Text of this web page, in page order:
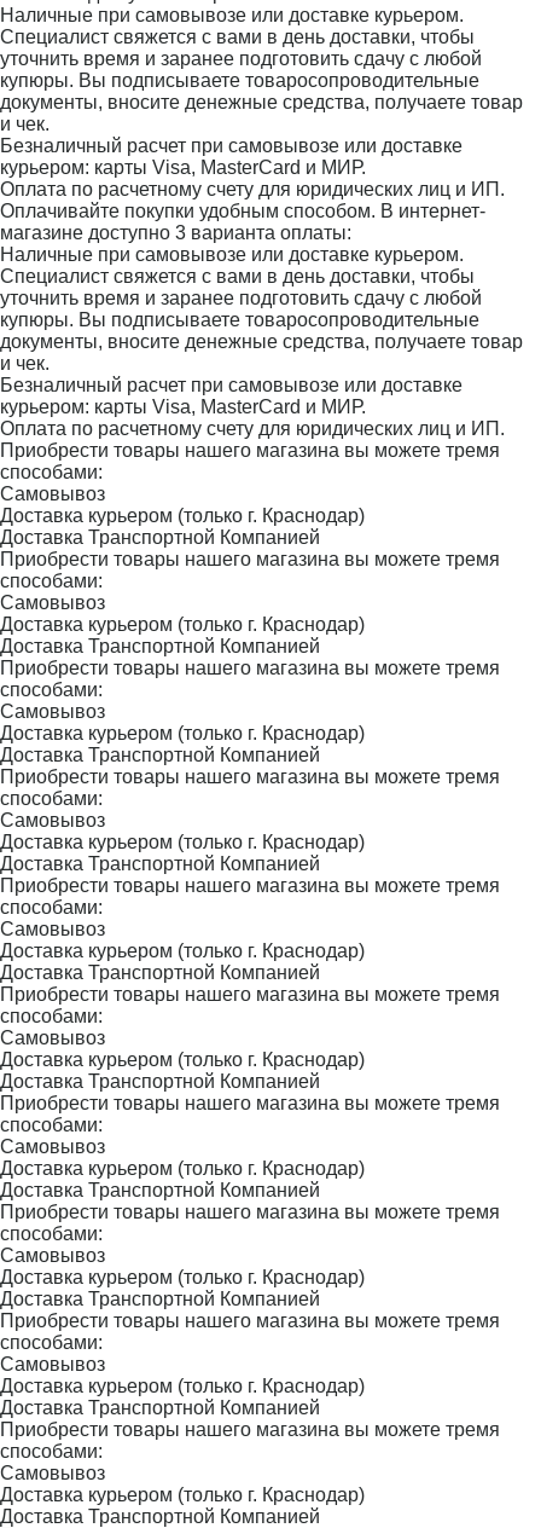
Наличные при самовывозе или доставке курьером.
Специалист свяжется с вами в день доставки, чтобы
уточнить время и заранее подготовить сдачу с любой
купюры. Вы подписываете товаросопроводительные
документы, вносите денежные средства, получаете товар
и чек.
Безналичный расчет при самовывозе или доставке
курьером: карты Visa, MasterCard и МИР.
Оплата по расчетному счету для юридических лиц и ИП.
Оплачивайте покупки удобным способом. В интернет-
магазине доступно 3 варианта оплаты:
Наличные при самовывозе или доставке курьером.
Специалист свяжется с вами в день доставки, чтобы
уточнить время и заранее подготовить сдачу с любой
купюры. Вы подписываете товаросопроводительные
документы, вносите денежные средства, получаете товар
и чек.
Безналичный расчет при самовывозе или доставке
курьером: карты Visa, MasterCard и МИР.
Оплата по расчетному счету для юридических лиц и ИП.
Приобрести товары нашего магазина вы можете тремя
способами:
Самовывоз
Доставка курьером (только г. Краснодар)
Доставка Транспортной Компанией
Приобрести товары нашего магазина вы можете тремя
способами:
Самовывоз
Доставка курьером (только г. Краснодар)
Доставка Транспортной Компанией
Приобрести товары нашего магазина вы можете тремя
способами:
Самовывоз
Доставка курьером (только г. Краснодар)
Доставка Транспортной Компанией
Приобрести товары нашего магазина вы можете тремя
способами:
Самовывоз
Доставка курьером (только г. Краснодар)
Доставка Транспортной Компанией
Приобрести товары нашего магазина вы можете тремя
способами:
Самовывоз
Доставка курьером (только г. Краснодар)
Доставка Транспортной Компанией
Приобрести товары нашего магазина вы можете тремя
способами:
Самовывоз
Доставка курьером (только г. Краснодар)
Доставка Транспортной Компанией
Приобрести товары нашего магазина вы можете тремя
способами:
Самовывоз
Доставка курьером (только г. Краснодар)
Доставка Транспортной Компанией
Приобрести товары нашего магазина вы можете тремя
способами:
Самовывоз
Доставка курьером (только г. Краснодар)
Доставка Транспортной Компанией
Приобрести товары нашего магазина вы можете тремя
способами:
Самовывоз
Доставка курьером (только г. Краснодар)
Доставка Транспортной Компанией
Приобрести товары нашего магазина вы можете тремя
способами:
Самовывоз
Доставка курьером (только г. Краснодар)
Доставка Транспортной Компанией